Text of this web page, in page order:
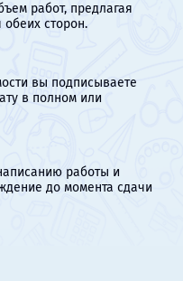
работ, предлагая
сторон.
вы подписываете
в полном или
работы и
до момента сдачи